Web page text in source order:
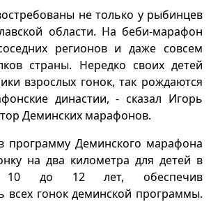
не только у рыбинцев
области. На беби-марафон
регионов и даже совсем
страны. Нередко своих детей
взрослых гонок, так рождаются
династии, - сказал Игорь
Деминских марафонов.
программу Деминского марафона
на два километра для детей в
10 до 12 лет, обеспечив
всех гонок деминской программы.